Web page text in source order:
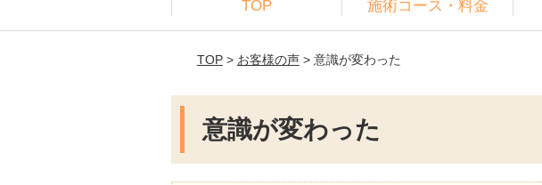
TOP 施術コース・料金
TOP> お客様の声> 意識が変わった
意識が変わった